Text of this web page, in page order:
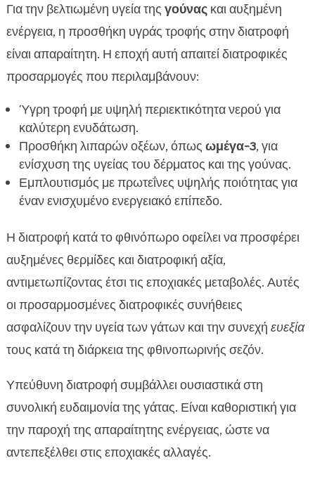
Για την βελτιωμένη υγεία της γούναςκαι αυξημένη
ενέργεια, η προσθήκη υγράς τροφής στην διατροφή
είναι απαραίτητη. Η εποχή αυτή απαιτεί διατροφικές
προσαρμογές που περιλαμβάνουν:
Ύγρη τροφή με υψηλή περιεκτικότητα νερού για
καλύτερη ενυδάτωση.
Προσθήκη λιπαρών οξέων, όπως ωμέγα-3, για
ενίσχυση της υγείας του δέρματος και της γούνας.
Εμπλουτισμός με πρωτεΐνες υψηλής ποιότητας για
έναν ενισχυμένο ενεργειακό επίπεδο.
Η διατροφή κατά το φθινόπωρο οφείλει να προσφέρει
αυξημένες θερμίδες και διατροφική αξία,
αντιμετωπίζοντας έτσι τις εποχιακές μεταβολές. Αυτές
οι προσαρμοσμένες διατροφικές συνήθειες
ασφαλίζουν την υγεία των γάτων και την συνεχή ευεξία
τους κατά τη διάρκεια της φθινοπωρινής σεζόν.
Υπεύθυνη διατροφή συμβάλλει ουσιαστικά στη
συνολική ευδαιμονία της γάτας. Είναι καθοριστική για
την παροχή της απαραίτητης ενέργειας, ώστε να
αντεπεξέλθει στις εποχιακές αλλαγές.